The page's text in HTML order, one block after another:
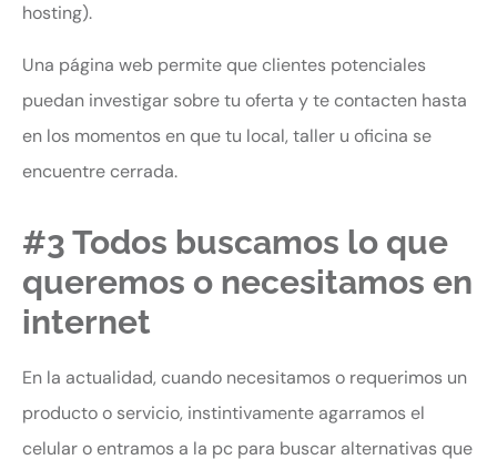
hosting).
Una página web permite que clientes potenciales
puedan investigar sobre tu oferta y te contacten hasta
en los momentos en que tu local, taller u oficina se
encuentre cerrada.
#3 Todos buscamos lo que
queremos o necesitamos en
internet
En la actualidad, cuando necesitamos o requerimos un
producto o servicio, instintivamente agarramos el
celular o entramos a la pc para buscar alternativas que